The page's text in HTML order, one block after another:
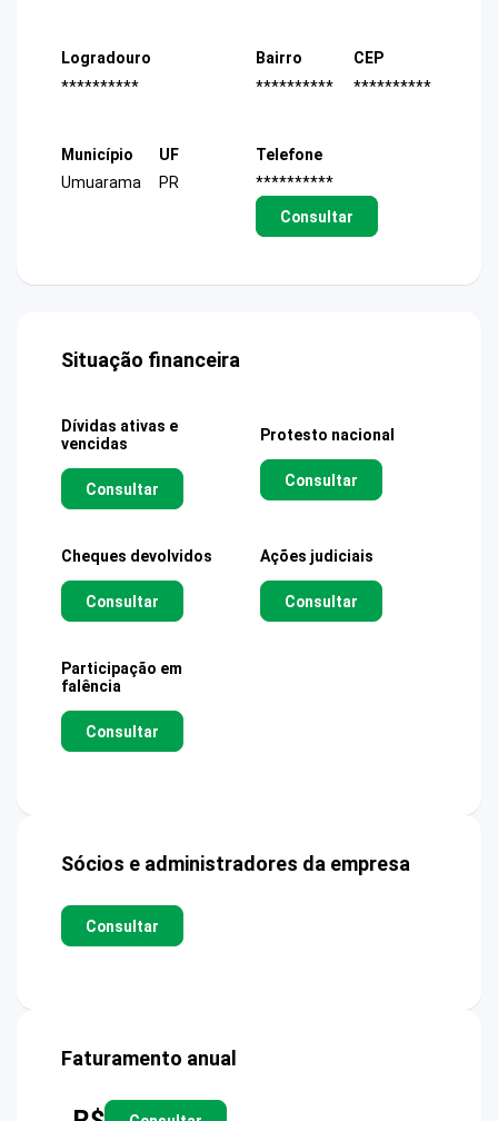
Logradouro
**********
Bairro
**********
CEP
**********
Município
Umuarama
UF
PR
Telefone
**********
Consultar
Situação financeira
Dívidas ativas e
vencidas
Consultar
Protesto nacional
Consultar
Cheques devolvidos
Consultar
Ações judiciais
Consultar
Participação em
falência
Consultar
Sócios e administradores da empresa
Consultar
Faturamento anual